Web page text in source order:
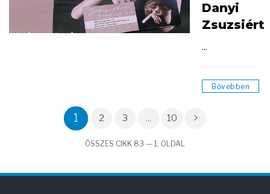
Danyi
Zsuzsiért
...
Bővebben
1 2 3 ... 10
ÖSSZES CIKK 83 — 1. OLDAL